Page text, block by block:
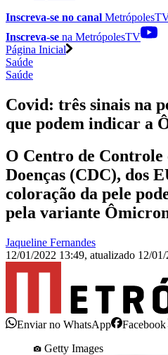
Inscreva-se no canal
Inscreva-se na MetrópolesTV
Página Inicial
Saúde
Saúde
Covid: três sinais na
que podem indicar a
O Centro de Controle
Doenças (CDC), dos
coloração da pele
pela variante
Jaqueline Fernandes
12/01/2022 13:49, atualizado 12/
Enviar no WhatsApp Facebook
Getty Images